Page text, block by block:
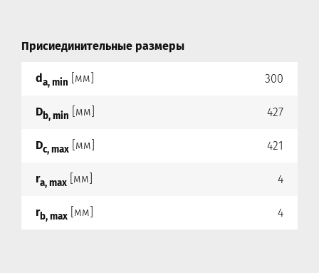
Присиединительные размеры
da, min [мм] 300
Db, min [мм] 427
Dc, max [мм] 421
ra, max [мм] 4
rb, max [мм] 4